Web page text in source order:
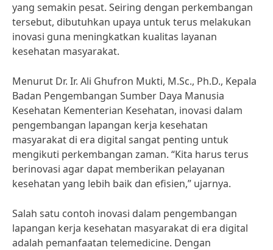
yang semakin pesat. Seiring dengan perkembangan
tersebut, dibutuhkan upaya untuk terus melakukan
inovasi guna meningkatkan kualitas layanan
kesehatan masyarakat.
Menurut Dr. Ir. Ali Ghufron Mukti, M.Sc., Ph.D., Kepala
Badan Pengembangan Sumber Daya Manusia
Kesehatan Kementerian Kesehatan, inovasi dalam
pengembangan lapangan kerja kesehatan
masyarakat di era digital sangat penting untuk
mengikuti perkembangan zaman. “Kita harus terus
berinovasi agar dapat memberikan pelayanan
kesehatan yang lebih baik dan efisien,” ujarnya.
Salah satu contoh inovasi dalam pengembangan
lapangan kerja kesehatan masyarakat di era digital
adalah pemanfaatan telemedicine. Dengan